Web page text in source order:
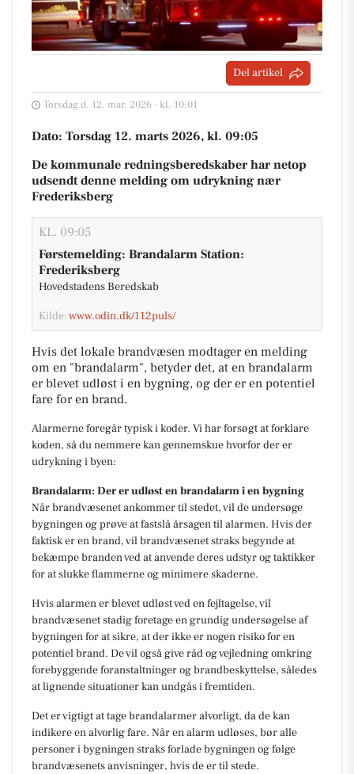
Del artikel
Torsdag d. 12. mar. 2026 - kl. 10:01
Dato: Torsdag 12. marts 2026, kl. 09:05
De kommunale redningsberedskaber har netop
udsendt denne melding om udrykning nær
Frederiksberg
KL. 09:05
Førstemelding: Brandalarm Station:
Frederiksberg
Hovedstadens Beredskab
Kilde:www.odin.dk/112puls/
Hvis det lokale brandvæsen modtager en melding
om en "brandalarm", betyder det, at en brandalarm
er blevet udløst i en bygning, og der er en potentiel
fare for en brand.
Alarmerne foregår typisk i koder. Vi har forsøgt at forklare
koden, så du nemmere kan gennemskue hvorfor der er
udrykning i byen:
Brandalarm: Der er udløst en brandalarm i en bygning
Når brandvæsenet ankommer til stedet, vil de undersøge
bygningen og prøve at fastslå årsagen til alarmen. Hvis der
faktisk er en brand, vil brandvæsenet straks begynde at
bekæmpe branden ved at anvende deres udstyr og taktikker
for at slukke flammerne og minimere skaderne.
Hvis alarmen er blevet udløst ved en fejltagelse, vil
brandvæsenet stadig foretage en grundig undersøgelse af
bygningen for at sikre, at der ikke er nogen risiko for en
potentiel brand. De vil også give råd og vejledning omkring
forebyggende foranstaltninger og brandbeskyttelse, således
at lignende situationer kan undgås i fremtiden.
Det er vigtigt at tage brandalarmer alvorligt, da de kan
indikere en alvorlig fare. Når en alarm udløses, bør alle
personer i bygningen straks forlade bygningen og følge
brandvæsenets anvisninger, hvis de er til stede.